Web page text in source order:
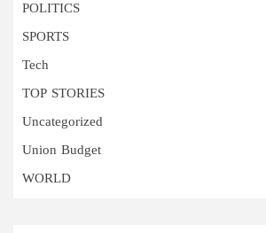
POLITICS
SPORTS
Tech
TOP STORIES
Uncategorized
Union Budget
WORLD